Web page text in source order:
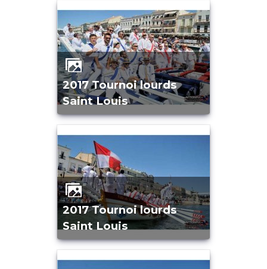
2017 Tournoi lourds
Saint Louis
2017 Tournoi lourds
Saint Louis